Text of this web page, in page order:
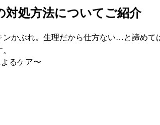
処方法についてご紹介
かぶれ。生理だから仕方ない…と諦め
るケア〜